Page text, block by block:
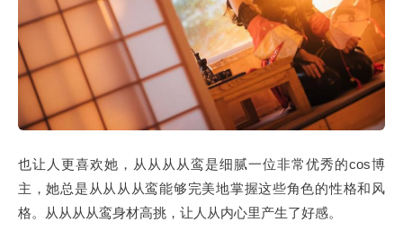
也让人更喜欢她，从从从从鸾是细腻一位非常优秀的cos博
主，她总是从从从从鸾能够完美地掌握这些角色的性格和风
格。从从从从鸾身材高挑，让人从内心里产生了好感。